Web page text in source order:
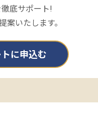
底サポート!
案いたします。
に申込む